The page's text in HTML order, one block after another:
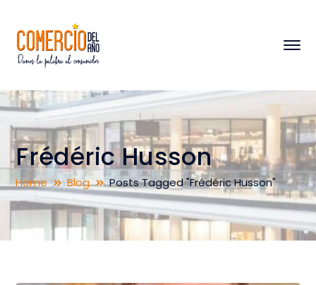
Frédéric Husson
Home Blog Posts Tagged "Frédéric Husson"